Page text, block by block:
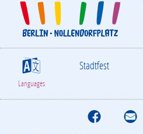
S
Languages
Stadtfest
F M